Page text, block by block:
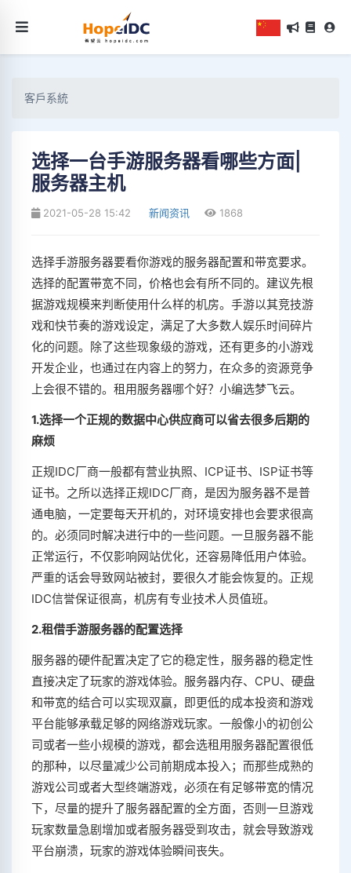
客戶系統
选择一台手游服务器看哪些方面|
服务器主机
2021-05-28 15:42 新闻资讯 1868
选择手游服务器要看你游戏的服务器配置和带宽要求。
选择的配置带宽不同，价格也会有所不同的。建议先根
据游戏规模来判断使用什么样的机房。手游以其竞技游
戏和快节奏的游戏设定，满足了大多数人娱乐时间碎片
化的问题。除了这些现象级的游戏，还有更多的小游戏
开发企业，也通过在内容上的努力，在众多的资源竞争
上会很不错的。租用服务器哪个好？小编选梦飞云。
1.选择一个正规的数据中心供应商可以省去很多后期的
麻烦
正规IDC厂商一般都有营业执照、ICP证书、ISP证书等
证书。之所以选择正规IDC厂商，是因为服务器不是普
通电脑，一定要每天开机的，对环境安排也会要求很高
的。必须同时解决进行中的一些问题。一旦服务器不能
正常运行，不仅影响网站优化，还容易降低用户体验。
严重的话会导致网站被封，要很久才能会恢复的。正规
IDC信誉保证很高，机房有专业技术人员值班。
2.租借手游服务器的配置选择
服务器的硬件配置决定了它的稳定性，服务器的稳定性
直接决定了玩家的游戏体验。服务器内存、CPU、硬盘
和带宽的结合可以实现双赢，即更低的成本投资和游戏
平台能够承载足够的网络游戏玩家。一般像小的初创公
司或者一些小规模的游戏，都会选租用服务器配置很低
的那种，以尽量减少公司前期成本投入；而那些成熟的
游戏公司或者大型终端游戏，必须在有足够带宽的情况
下，尽量的提升了服务器配置的全方面，否则一旦游戏
玩家数量急剧增加或者服务器受到攻击，就会导致游戏
平台崩溃，玩家的游戏体验瞬间丧失。